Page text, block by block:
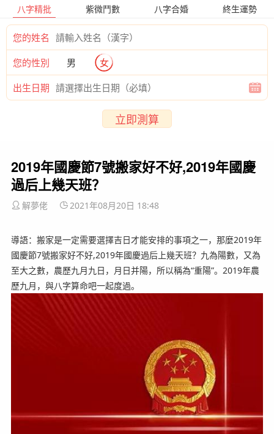
八字精批 紫微鬥數 八字合婚 終生運勢
您的姓名
您的性別 男 女
出生日期
立即測算
2019年國慶節7號搬家好不好,2019年國慶
過后上幾天班？
解夢佬 2021年08月20日 18:48
導語：搬家是一定需要選擇吉日才能安排的事項之一，那麼2019年
國慶節7號搬家好不好,2019年國慶過后上幾天班？九為陽數，又為
至大之數，農歷九月九日，月日并陽，所以稱為“重陽”。2019年農
歷九月，與八字算命吧一起度過。